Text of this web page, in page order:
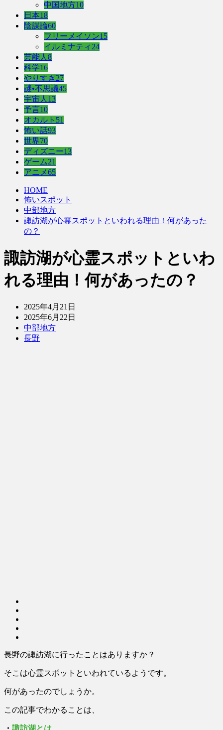
中国地方10
日本18
陰謀論60
フリーメイソン15
イルミナティ 24
芸能人 8
科学16
やりすぎ27
謎•不思議45
宇宙人 13
予言10
オカルト 51
怖い話93
世界70
ディズニー13
ゲーム21
アニメ65
HOME
怖いスポット
中部地方
諏訪湖が心霊スポットといわれる理由！何があった
の？
諏訪湖が心霊スポットといわ
れる理由！何があったの？
2025年4月21日
2025年6月22日
中部地方
長野
長野の諏訪湖に行ったことはありますか？
そこは心霊スポットといわれているようです。
何があったのでしょうか。
この記事でわかることは、
・ 諏訪湖とは